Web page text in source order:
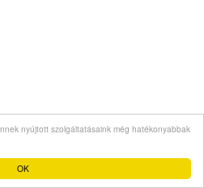
OK
nyújtott szolgáltatásaink még hatékonyabbak